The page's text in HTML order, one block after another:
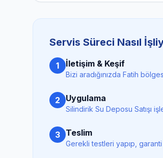
Servis Süreci Nasıl
1 İletişim & Keşif
Bizi aradığınızda Fatih
2 Uygulama
Silindirik Su Deposu Satışı
3 Teslim
Gerekli testleri yapıp,